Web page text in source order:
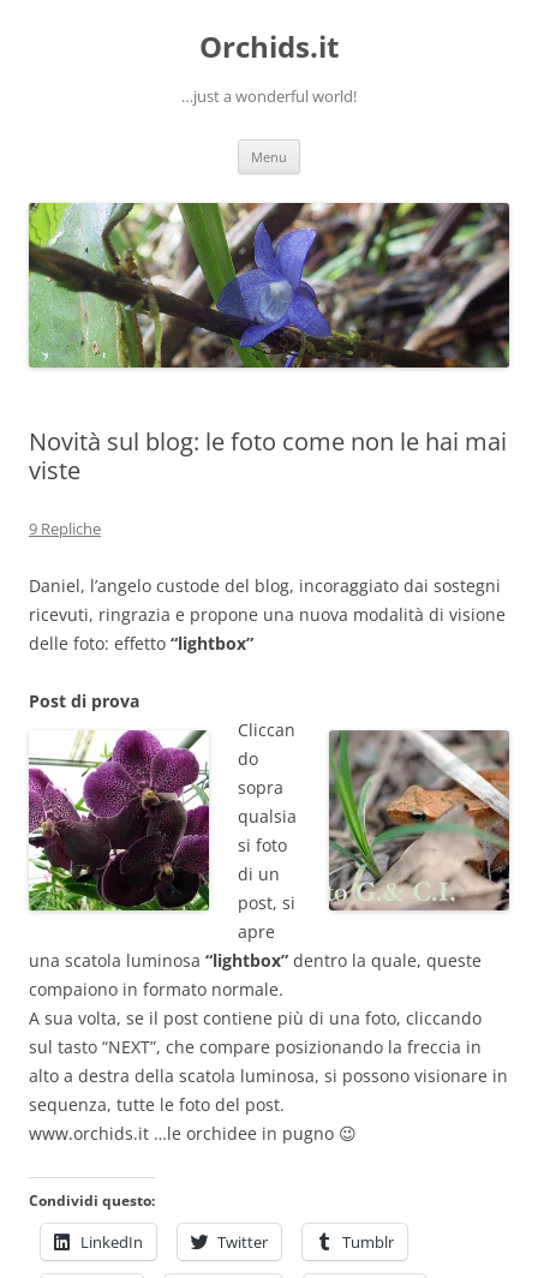
Orchids.it
…just a wonderful world!
Menu
Novità sul blog: le foto come non le hai mai
viste
9 Repliche
Daniel, l’angelo custode del blog, incoraggiato dai sostegni
ricevuti, ringrazia e propone una nuova modalità di visione
delle foto: effetto “lightbox”
Post di prova
Cliccan
do
sopra
qualsia
si foto
di un
post, si
apre
una scatola luminosa “lightbox” dentro la quale, queste
compaiono in formato normale.
A sua volta, se il post contiene più di una foto, cliccando
sul tasto “NEXT”, che compare posizionando la freccia in
alto a destra della scatola luminosa, si possono visionare in
sequenza, tutte le foto del post.
www.orchids.it …le orchidee in pugno 😉
Condividi questo:
LinkedIn Twitter Tumblr